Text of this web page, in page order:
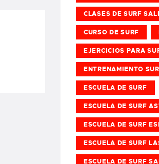
CLASES DE SURF
CURSO DE SURF
EJERCICIOS PARA
ENTRENAMIENTO
ESCUELA DE SURF
ESCUELA DE SURF
ESCUELA DE SURF
ESCUELA DE SURF
ESCUELA DE SURF